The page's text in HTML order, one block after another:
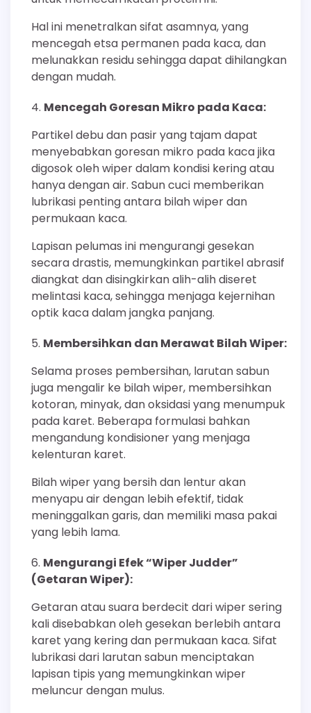
Hal ini menetralkan sifat asamnya, yang
mencegah etsa permanen pada kaca, dan
melunakkan residu sehingga dapat dihilangkan
dengan mudah.
Mencegah Goresan Mikro pada Kaca:
Partikel debu dan pasir yang tajam dapat
menyebabkan goresan mikro pada kaca jika
digosok oleh wiper dalam kondisi kering atau
hanya dengan air. Sabun cuci memberikan
lubrikasi penting antara bilah wiper dan
permukaan kaca.
Lapisan pelumas ini mengurangi gesekan
secara drastis, memungkinkan partikel abrasif
diangkat dan disingkirkan alih-alih diseret
melintasi kaca, sehingga menjaga kejernihan
optik kaca dalam jangka panjang.
Membersihkan dan Merawat Bilah Wiper:
Selama proses pembersihan, larutan sabun
juga mengalir ke bilah wiper, membersihkan
kotoran, minyak, dan oksidasi yang menumpuk
pada karet. Beberapa formulasi bahkan
mengandung kondisioner yang menjaga
kelenturan karet.
Bilah wiper yang bersih dan lentur akan
menyapu air dengan lebih efektif, tidak
meninggalkan garis, dan memiliki masa pakai
yang lebih lama.
Mengurangi Efek “Wiper Judder”
(Getaran Wiper):
Getaran atau suara berdecit dari wiper sering
kali disebabkan oleh gesekan berlebih antara
karet yang kering dan permukaan kaca. Sifat
lubrikasi dari larutan sabun menciptakan
lapisan tipis yang memungkinkan wiper
meluncur dengan mulus.